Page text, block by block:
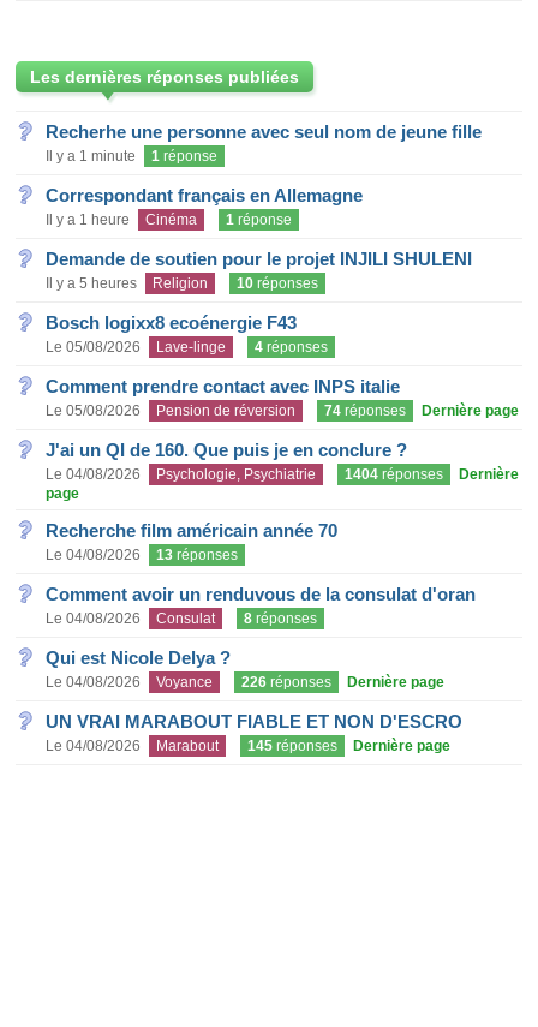
Les dernières réponses publiées
Recherhe une personne avec seul nom de jeune fille
Il y a 1 minute 1 réponse
Correspondant français en Allemagne
Il y a 1 heure Cinéma 1 réponse
Demande de soutien pour le projet INJILI SHULENI
Il y a 5 heures Religion 10 réponses
Bosch logixx8 ecoénergie F43
Le 05/08/2026 Lave-linge 4 réponses
Comment prendre contact avec INPS italie
Le 05/08/2026 Pension de réversion 74 réponses Dernière page
J'ai un QI de 160. Que puis je en conclure ?
Le 04/08/2026 Psychologie, Psychiatrie 1404 réponses
Dernière
page
Recherche film américain année 70
Le 04/08/2026 13 réponses
Comment avoir un renduvous de la consulat d'oran
Le 04/08/2026 Consulat 8 réponses
Qui est Nicole Delya ?
Le 04/08/2026 Voyance 226 réponses Dernière page
UN VRAI MARABOUT FIABLE ET NON D'ESCRO
Le 04/08/2026 Marabout 145 réponses Dernière page